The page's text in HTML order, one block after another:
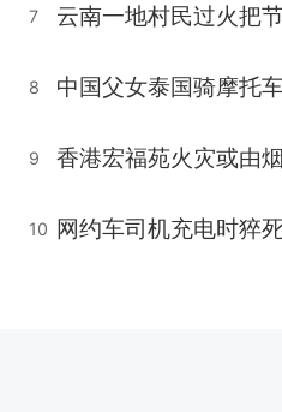
7
8
9 香港宏福苑火灾或由
10 网约车司机充电时猝